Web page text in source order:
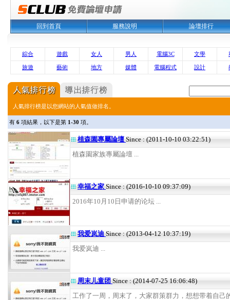
回到首頁 服務說明 論壇排行
綜合 遊戲 女人 男人 電腦3C 文學
旅遊 藝術 地方 媒體 電腦程式 設計
人氣排行榜是以您網站的人氣值做排名。
有 6 項結果，以下是第 1-30 項。
植森園專屬論壇 Since : (2011-10-10 03:22:51)
植森園家族專屬論壇 ...
幸福之家Since : (2016-10-10 09:37:09)
2016年10月10日申请的论坛 ...
我爱岚迪Since : (2013-04-12 10:37:19)
我爱岚迪 ...
周末儿童团 Since : (2014-07-25 16:06:48)
工作了一周，周末了，大家群策群力，想想带着自己